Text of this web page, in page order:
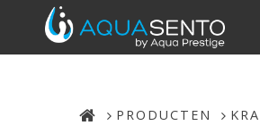
PRODUCTEN